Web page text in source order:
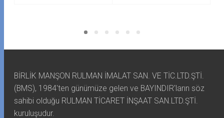
BİRLİK MANŞON RULMAN İMALAT SAN. VE TİC.LTD.ŞTİ.
(BMS), 1984'ten günümüze gelen ve BAYINDIR'ların söz
sahibi olduğu RULMAN TİCARET İNŞAAT SAN.LTD.ŞTİ.
kuruluşudur.